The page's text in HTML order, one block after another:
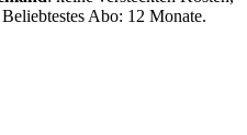
Abo: 12 Monate.